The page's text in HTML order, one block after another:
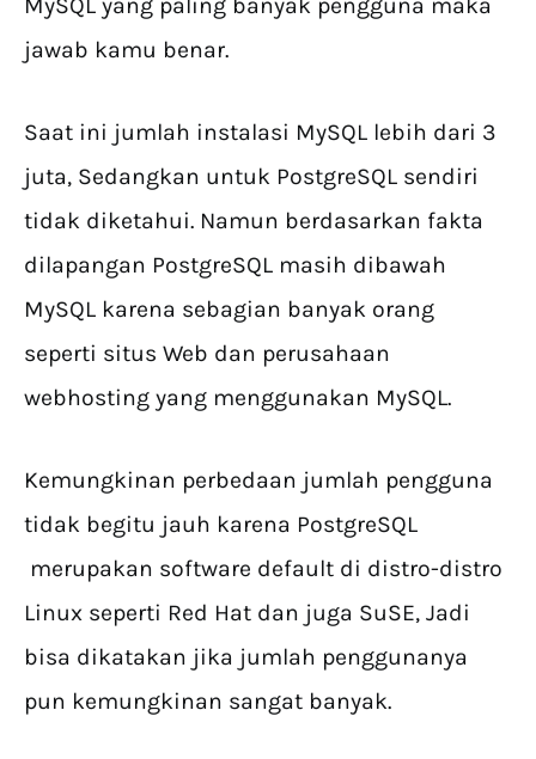
jawab kamu benar.
Saat ini jumlah instalasi MySQL lebih dari 3
juta, Sedangkan untuk PostgreSQL sendiri
tidak diketahui. Namun berdasarkan fakta
dilapangan PostgreSQL masih dibawah
MySQL karena sebagian banyak orang
seperti situs Web dan perusahaan
webhosting yang menggunakan MySQL.
Kemungkinan perbedaan jumlah pengguna
tidak begitu jauh karena PostgreSQL
merupakan software default di distro-distro
Linux seperti Red Hat dan juga SuSE, Jadi
bisa dikatakan jika jumlah penggunanya
pun kemungkinan sangat banyak.